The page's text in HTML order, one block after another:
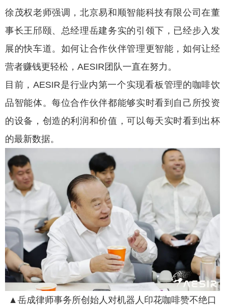
徐茂权老师强调，北京易和顺智能科技有限公司在董
事长王邤颐、总经理岳建务实的引领下，已经步入发
展的快车道。如何让合作伙伴管理更智能，如何让经
营者赚钱更轻松，AESIR团队一直在努力。
目前，AESIR是行业内第一个实现看板管理的咖啡饮
品智能体。每位合作伙伴都能够实时看到自己所投资
的设备，创造的利润和价值，可以每天实时看到出杯
的最新数据。
▲岳成律师事务所创始人对机器人印花咖啡赞不绝口